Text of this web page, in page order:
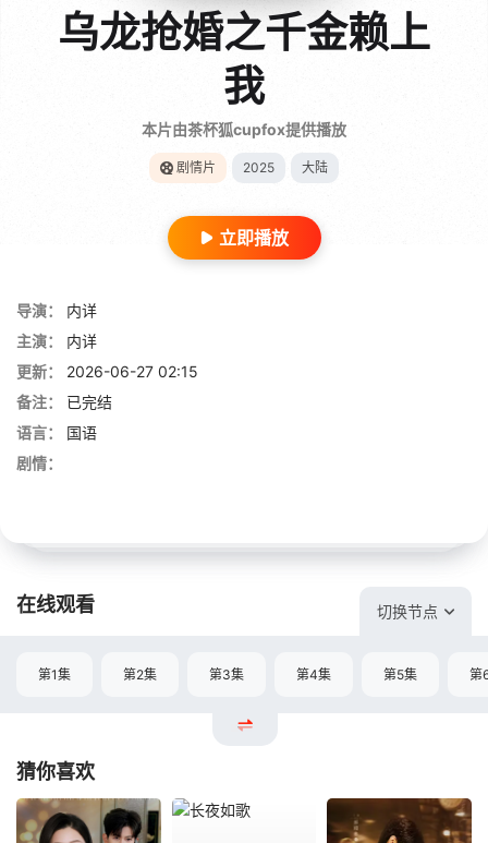
乌龙抢婚之千金赖上
我
本片由茶杯狐cupfox提供播放
剧情片 2025 大陆
立即播放
导演：
内详
主演：
内详
更新：
2026-06-27 02:15
备注：
已完结
语言：
国语
剧情：
在线观看 切换节点
第1集 第2集 第3集 第4集 第5集 第
猜你喜欢